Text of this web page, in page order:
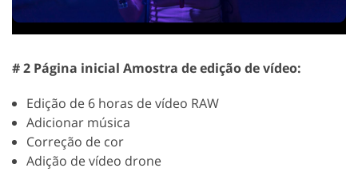
# 2 Página inicial Amostra de edição de vídeo:
Edição de 6 horas de vídeo RAW
Adicionar música
Correção de cor
Adição de vídeo drone